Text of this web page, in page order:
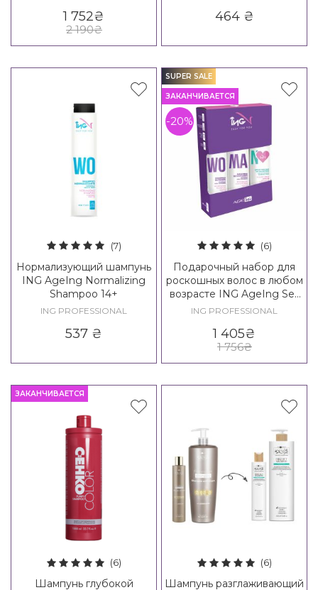
1 752₴
2 190₴
464₴
(7)
Нормализующий шампунь
ING AgeIng Normalizing
Shampoo 14+
ING PROFESSIONAL
537 ₴
SUPER SALE
ЗАКАНЧИВАЕТСЯ
-20%
(6)
Подарочный набор для
роскошных волос в любом
возрасте ING AgeIng Set
60+
ING PROFESSIONAL
1 405₴
1 756₴
ЗАКАНЧИВАЕТСЯ
(6)
Шампунь глубокой
(6)
Шампунь разглаживающий